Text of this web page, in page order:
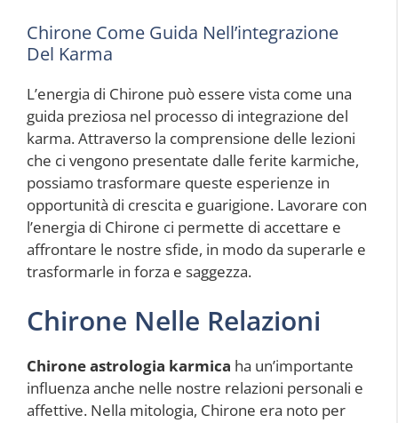
Chirone Come Guida Nell’integrazione
Del Karma
L’energia di Chirone può essere vista come una
guida preziosa nel processo di integrazione del
karma. Attraverso la comprensione delle lezioni
che ci vengono presentate dalle ferite karmiche,
possiamo trasformare queste esperienze in
opportunità di crescita e guarigione. Lavorare con
l’energia di Chirone ci permette di accettare e
affrontare le nostre sfide, in modo da superarle e
trasformarle in forza e saggezza.
Chirone Nelle Relazioni
Chirone astrologia karmica ha un’importante
influenza anche nelle nostre relazioni personali e
affettive. Nella mitologia, Chirone era noto per